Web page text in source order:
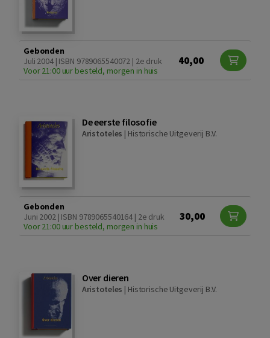
Gebonden
Juli 2004 | ISBN 9789065540072 | 2e druk
Voor 21:00 uur besteld, morgen in huis
40,00
De eerste filosofie
Aristoteles | Historische Uitgeverij B.V.
Gebonden
Juni 2002 | ISBN 9789065540164 | 2e druk
Voor 21:00 uur besteld, morgen in huis
30,00
Over dieren
Aristoteles | Historische Uitgeverij B.V.